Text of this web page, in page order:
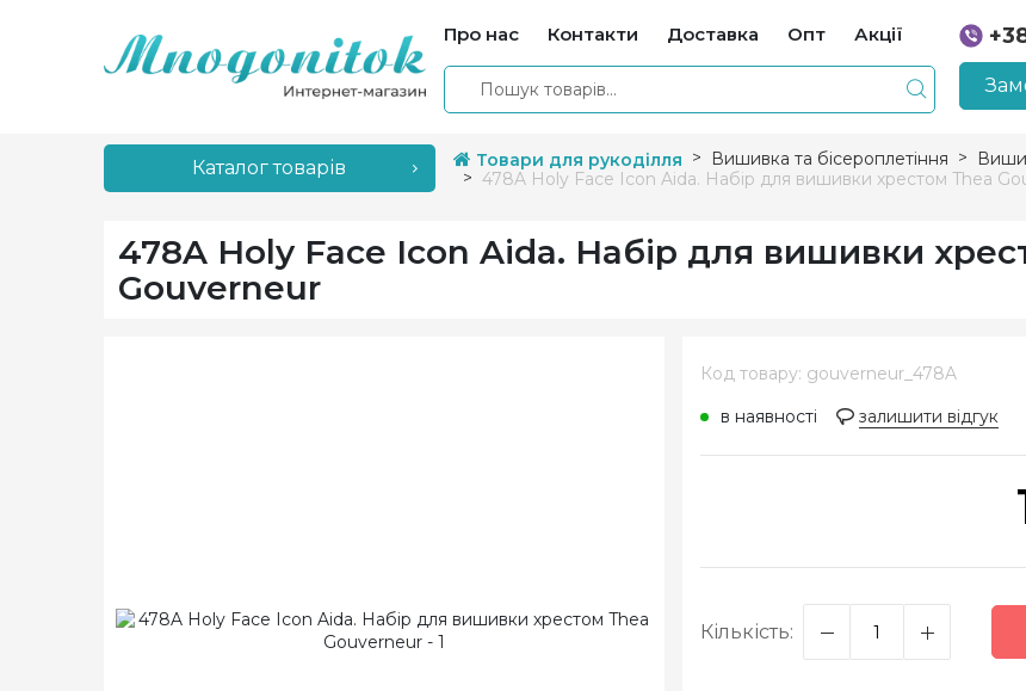
Про нас Контакти Доставка Опт Акції
Каталог товарів Товари для рукоділля Вишивка та бісероплетіння
478A Holy Face Icon Aida. Набір для вишивки хрестом Thea
478A Holy Face Icon Aida. Набір для вишивки
Gouverneur
Код товару: gouverneur_478A
в наявності
залишити відгук
Кількість: